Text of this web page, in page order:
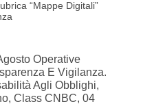
“Mappe Digitali”
Operative
E Vigilanza.
Agli Obblighi,
Class CNBC, 04